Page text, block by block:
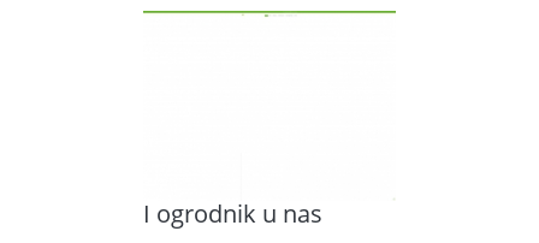
I ogrodnik u nas